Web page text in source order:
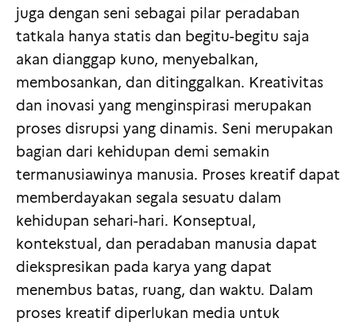
juga dengan seni sebagai pilar peradaban
tatkala hanya statis dan begitu-begitu saja
akan dianggap kuno, menyebalkan,
membosankan, dan ditinggalkan. Kreativitas
dan inovasi yang menginspirasi merupakan
proses disrupsi yang dinamis. Seni merupakan
bagian dari kehidupan demi semakin
termanusiawinya manusia. Proses kreatif dapat
memberdayakan segala sesuatu dalam
kehidupan sehari-hari. Konseptual,
kontekstual, dan peradaban manusia dapat
diekspresikan pada karya yang dapat
menembus batas, ruang, dan waktu. Dalam
proses kreatif diperlukan media untuk